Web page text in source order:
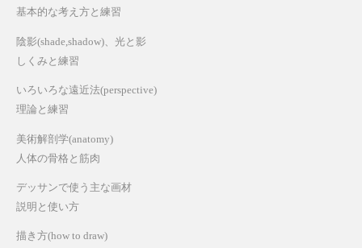
基本的な考え方と練習
陰影(shade,shadow)、光と影
しくみと練習
いろいろな遠近法(perspective)
理論と練習
美術解剖学(anatomy)
人体の骨格と筋肉
デッサンで使う主な画材
説明と使い方
描き方(how to draw)